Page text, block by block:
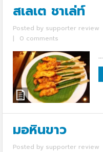
สเลเต ชาเล่ท์
Posted by supporter review
|
0 comments
...
มอหินขาว
Posted by supporter review